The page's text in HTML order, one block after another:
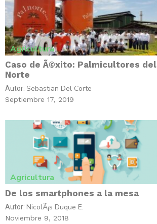
Agricultura
Caso de Ã©xito: Palmicultores del
Norte
Autor: Sebastian Del Corte
Septiembre 17, 2019
Agricultura
De los smartphones a la mesa
Autor: NicolÃ¡s Duque E.
Noviembre 9, 2018